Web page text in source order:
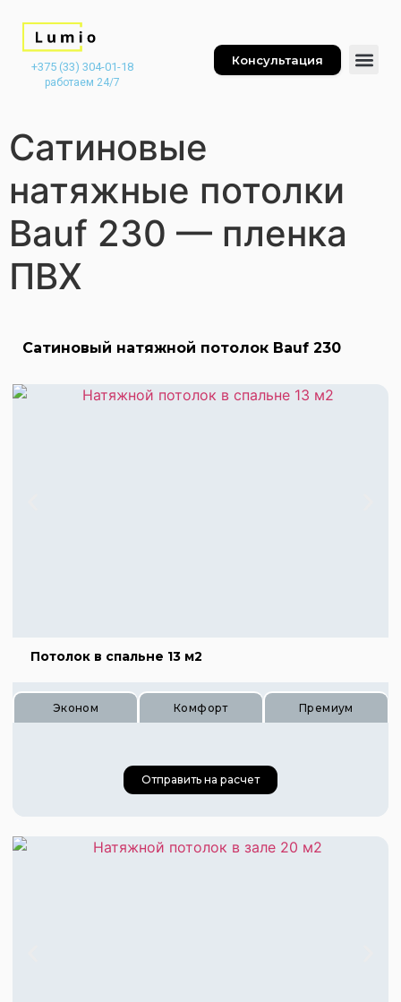
+375 (33) 304-01-18
работаем 24/7
Консультация
Сатиновые
натяжные потолки
Bauf 230 — пленка
ПВХ
Сатиновый натяжной потолок Bauf 230
Потолок в спальне 13 м2
Эконом Комфорт Премиум
Отправить на расчет